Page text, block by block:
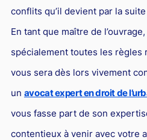
Droit de la réparation et du
Droit du sport
conflits qu’il devient par la
En tant que maître de
spécialement toutes les règles
vous sera dès lors vivement
un avocat expert en droit de
vous fasse part de son
contentieux à venir avec votre